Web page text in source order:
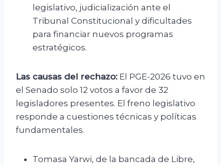
legislativo, judicialización ante el
Tribunal Constitucional y dificultades
para financiar nuevos programas
estratégicos.
Las causas del rechazo: El PGE-2026 tuvo en
el Senado solo 12 votos a favor de 32
legisladores presentes. El freno legislativo
responde a cuestiones técnicas y políticas
fundamentales.
Tomasa Yarwi, de la bancada de Libre,